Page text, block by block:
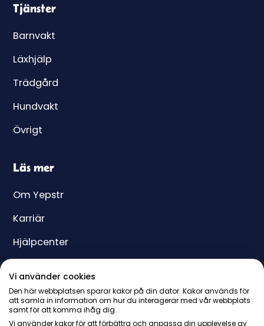
Tjänster
Barnvakt
Läxhjälp
Trädgård
Hundvakt
Övrigt
Läs mer
Om Yepstr
Karriär
Hjälpcenter
Pris
Presentkort
Vi använder cookies
Den här webbplatsen sparar kakor på din dator. Kakor används för
att samla in information om hur du interagerar med vår webbplats
samt för att komma ihåg dig.
Vi använder kakor för att förbättra och anpassa din upplevelse av